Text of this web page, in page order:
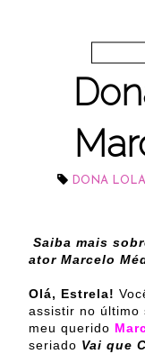
DONA LOLA
Saiba mais
ator Marcelo
Olá, Estrela!
assistir no último
meu querido
seriado Vai que